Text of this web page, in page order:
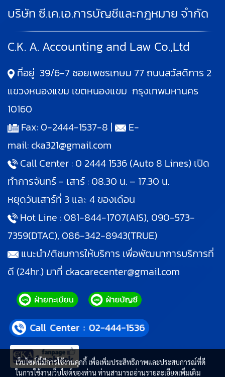
บริษัท ซี.เค.เอ.การบัญชีและกฎหมาย จำกัด
C.K. A. Accounting and Law Co.,Ltd
ที่อยู่ 39/6-7 ซอยเพชรเกษม 77 ถนนสวัสดิการ 2
แขวงหนองแขม เขตหนองแขม กรุงเทพมหานคร
10160
Fax: 0-2444-1537-8 |
E-
mail: cka321@gmail.com
Call Center : 0 2444 1536 (Auto 8 Lines) เปิด
ทำการจันทร์ - เสาร์ : 08.30 น. – 17.30 น.
หยุดวันเสาร์ที่ 3 และ 4 ของเดือน
Hot Line : 081-844-1707(AIS), 090-573-
7359(DTAC), 086-342-8943(TRUE)
แนะนำ/ติชมการให้บริการ เพื่อพัฒนาการบริการที่
ดี (24hr.) มาที่ ckacarecenter@gmail.com
เว็บไซต์นี้มีการใช้งานคุกกี้ เพื่อเพิ่มประสิทธิภาพและประสบการณ์ที่ดี
ในการใช้งานเว็บไซต์ของท่าน ท่านสามารถอ่านรายละเอียดเพิ่มเติม